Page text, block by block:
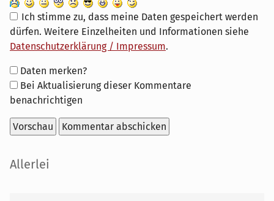
Ich stimme zu, dass meine Daten gespeichert werden
dürfen. Weitere Einzelheiten und Informationen siehe
Datenschutzerklärung / Impressum.
Formular-
Optionen
Daten merken?
Bei Aktualisierung dieser Kommentare
benachrichtigen
Seitenleiste
Allerlei